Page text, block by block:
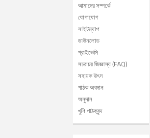
আমাদের সম্পর্কে
যোগাযোগ
সাইটম্যাপ
ডাউনলোড
প্রাইভেসি
সচরাচর জিজ্ঞাস্য (FAQ)
সহায়ক উৎস
পাঠক অবদান
অনুদান
খুশি পাঠকবৃন্দ